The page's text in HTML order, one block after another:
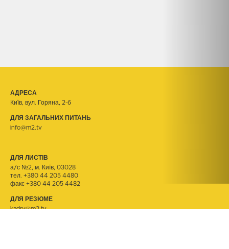
АДРЕСА
Київ, вул. Горяна, 2-б
ДЛЯ ЗАГАЛЬНИХ ПИТАНЬ
info@m2.tv
ДЛЯ ЛИСТІВ
а/с №2, м. Київ, 03028
тел. +380 44 205 4480
факс +380 44 205 4482
ДЛЯ РЕЗЮМЕ
kadry@m2.tv